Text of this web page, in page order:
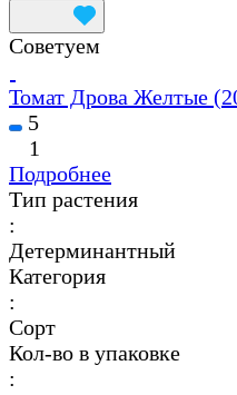
Советуем
Томат Дрова Желтые
5
1
Подробнее
Тип растения
:
Детерминантный
Категория
:
Сорт
Кол-во в упаковке
: